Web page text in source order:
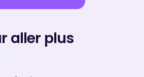
aller plus